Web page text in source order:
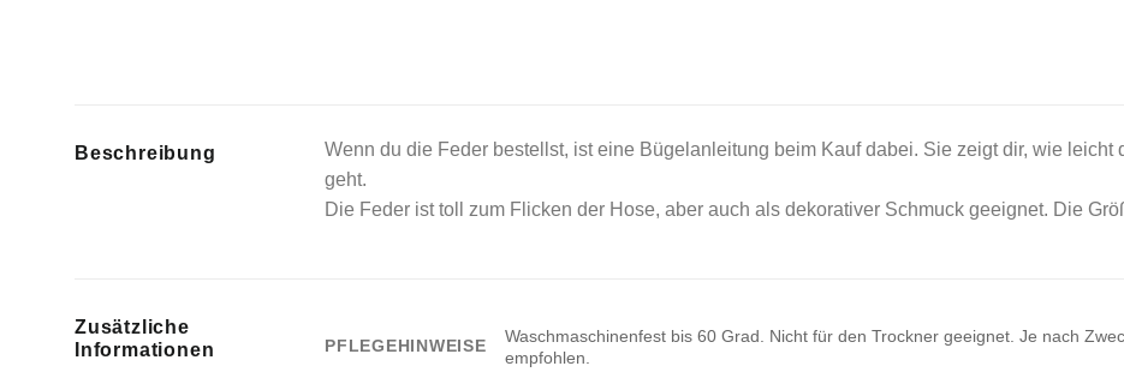
Beschreibung
Wenn du die Feder bestellst, ist eine Bügelanleitung beim Kauf dabei. Sie zeigt dir, wie leicht
geht.
Die Feder ist toll zum Flicken der Hose, aber auch als dekorativer Schmuck geeignet. Die
Zusätzliche
Informationen
PFLEGEHINWEISE
Waschmaschinenfest bis 60 Grad. Nicht für den Trockner geeignet. Je nach
empfohlen.